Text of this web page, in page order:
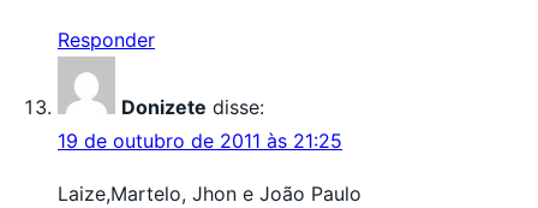
Responder
Donizete disse:
19 de outubro de 2011 às 21:25
Laize,Martelo, Jhon e João Paulo